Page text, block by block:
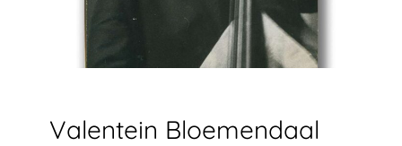
Valentein Bloemendaal